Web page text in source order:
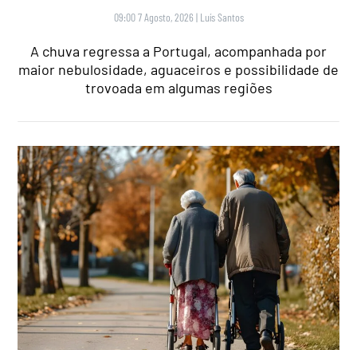
09:00 7 Agosto, 2026 | Luís Santos
A chuva regressa a Portugal, acompanhada por
maior nebulosidade, aguaceiros e possibilidade de
trovoada em algumas regiões